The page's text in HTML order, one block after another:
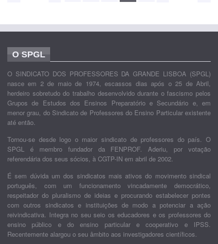
O SPGL
O SINDICATO DOS PROFESSORES DA GRANDE LISBOA (SPGL)
nasce em 2 de maio de 1974, escassos dias após o 25 de Abril,
herdeiro sobretudo do trabalho desenvolvido durante o fascismo pelos
Grupos de Estudos dos Ensinos Preparatório e Secundário e, em
menor grau, do Sindicato de Professores do Ensino Particular existente
até então.
Tornou-se desde logo o maior sindicato de professores do país. O
SPGL é membro fundador da FENPROF. Aderiu, por votação
referendária dos seus sócios, à CGTP-IN em abril de 2002.
É sem dúvida um dos sindicatos mais ativos do movimento sindical
português, com um funcionamento vincadamente democrático,
respeitador do pluralismo de ideias e procurando estabelecer pontes
com outros sindicatos e instituições de modo a potenciar a ação
reivindicativa. Integra no seu seio os educadores e os professores do
ensino público e do ensino particular e cooperativo e IPSS.
Recentemente alargou o seu âmbito aos investigadores científicos.